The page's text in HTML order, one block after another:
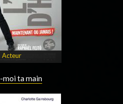
Acteur
moi ta main